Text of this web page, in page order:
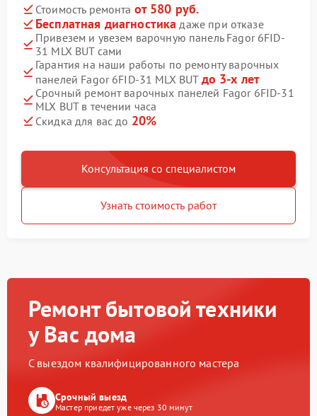
Стоимость ремонта от 580 руб.
Бесплатная диагностика даже при отказе
Привезем и увезем варочную панель Fagor 6FID-
31 MLX BUT сами
Гарантия на наши работы по ремонту варочных
панелей Fagor 6FID-31 MLX BUT до 3-х лет
Срочный ремонт варочных панелей Fagor 6FID-31
MLX BUT в течении часа
Скидка для вас до 20%
Консультация со специалистом
Узнать стоимость работ
Ремонт бытовой техники
у Вас дома
С выездом квалифицированного мастера
Срочный выезд
Мастер приедет уже через 30 минут